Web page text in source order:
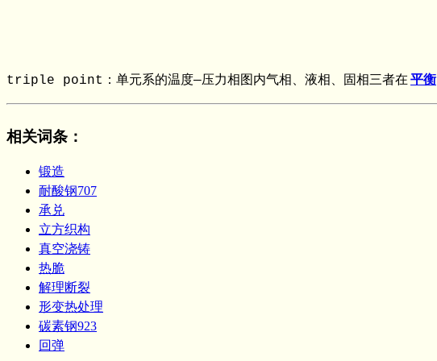
triple point：单元系的温度—压力相图内气相、液相、固相三者在平衡
相关词条 ：
锻造
耐酸钢707
承兑
立方织构
真空浇铸
热脆
解理断裂
形变热处理
碳素钢923
回弹